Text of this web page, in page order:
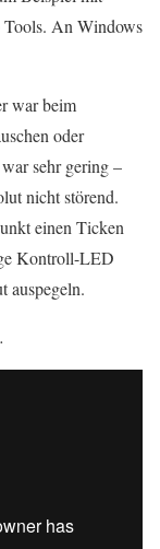
Tools. An Windows
war beim
oder
sehr gering –
nicht störend.
einen Ticken
Kontroll-LED
auspegeln.